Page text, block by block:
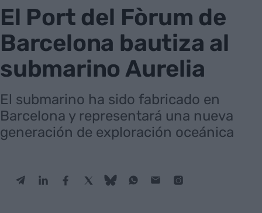
El Port del Fòrum de
Barcelona bautiza al
submarino Aurelia
El submarino ha sido fabricado en
Barcelona y representará una nueva
generación de exploración oceánica